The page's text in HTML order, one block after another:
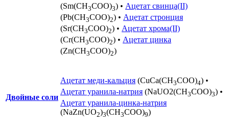
(Sm(CH3COO)3) • Ацетат свинца(II)
(Pb(CH3COO)2) • Ацетат стронция
(Sr(CH3COO)2) • Ацетат хрома(II)
(Cr(CH3COO)2) • Ацетат цинка
(Zn(CH3COO)2)
Двойные соли
Ацетат меди-кальция (CuCa(CH3COO)4) •
Ацетат уранила-натрия (NaUО2(CH3COO)3) •
Ацетат уранила-цинка-натрия
(NaZn(UO2)3(CH3COO)9)